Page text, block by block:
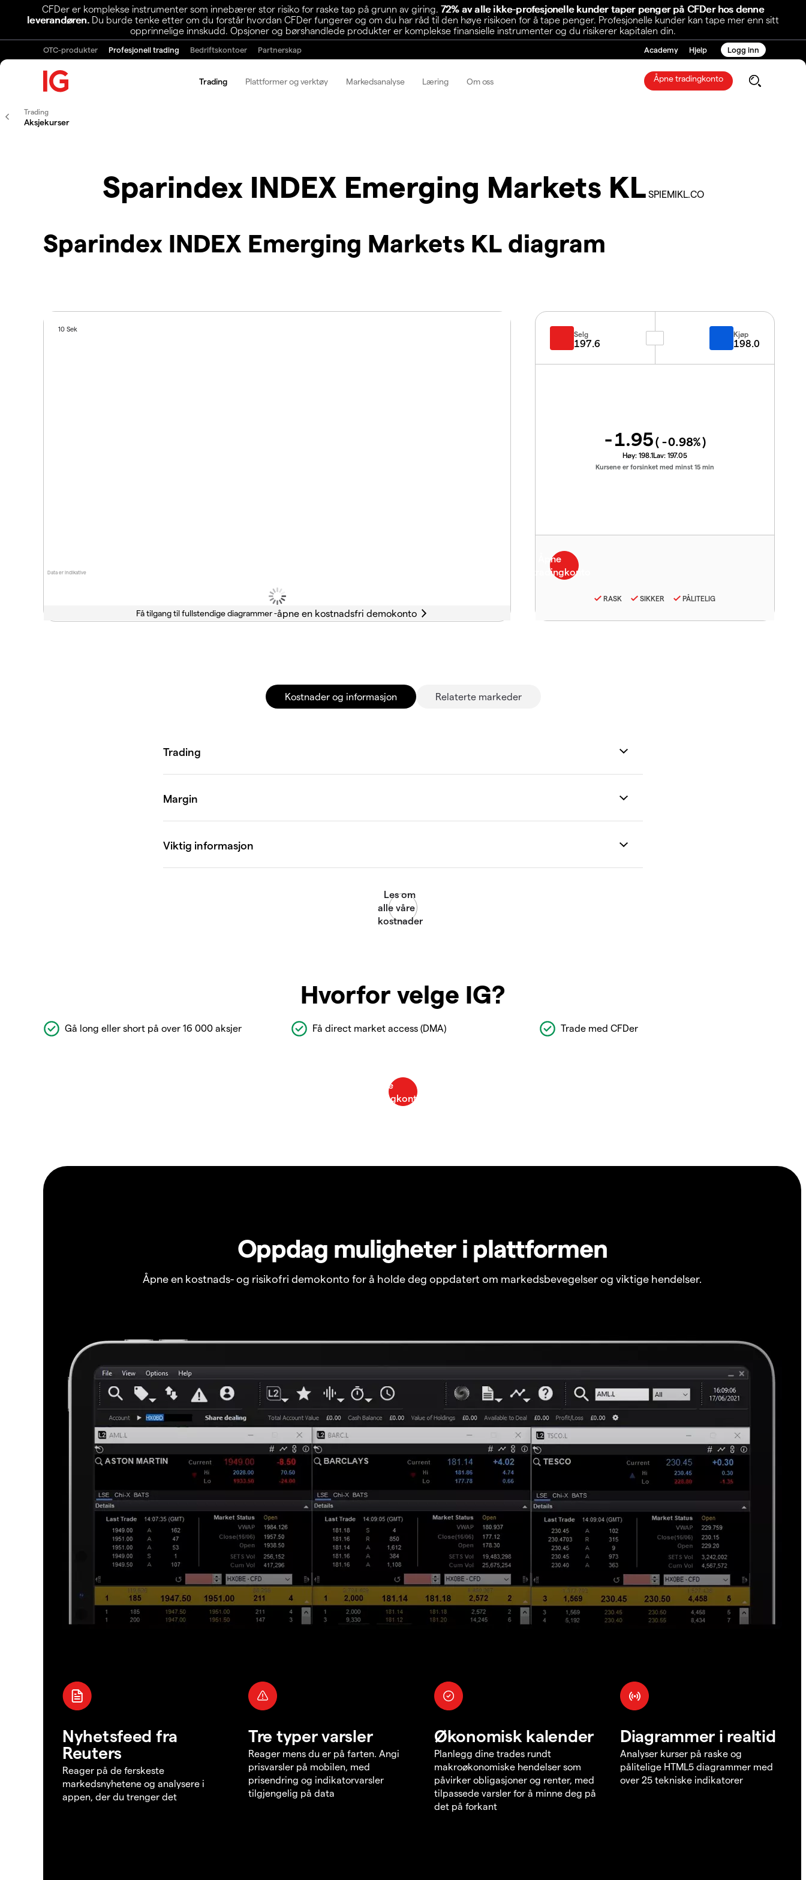
CFDer er komplekse instrumenter som innebærer stor risiko for raske tap på grunn av giring.72% av alle ikke-profesjonelle kunder taper penger på CFDer hos denne
leverandøren.Du burde tenke etter om du forstår hvordan CFDer fungerer og om du har råd til den høye risikoen for å tape penger. Profesjonelle kunder kan tape mer enn sitt
opprinnelige innskudd. Opsjoner og børshandlede produkter er komplekse finansielle instrumenter og du risikerer kapitalen din.
OTC-produkter Profesjonell trading Bedriftskontoer Partnerskap Academy Hjelp Logg inn
Trading Plattformer og verktøy Markedsanalyse Læring Om oss Åpne tradingkonto
Trading
Aksjekurser
Sparindex INDEX Emerging Markets KL SPIEMIKL.CO
Sparindex INDEX Emerging Markets KL diagram
Data er indikative
10 Sek
Få tilgang til fullstendige diagrammer -
Selg
197.6
Kjøp
198.0
-1.95( -0.98%)
Høy: 198.1Lav: 197.05
Kursene er forsinket med minst 15 min
RASK SIKKER PÅLITELIG
Kostnader og informasjon Relaterte markeder
Hvorfor velge IG?
Gå long eller short på over 16 000 aksjer Få direct market access (DMA) Trade med CFDer
Oppdag muligheter i plattformen
Åpne en kostnads- og risikofri demokonto for å holde deg oppdatert om markedsbevegelser og viktige hendelser.
Nyhetsfeed fra
Reuters
Reager på de ferskeste
markedsnyhetene og analysere i
appen, der du trenger det
Tre typer varsler
Reager mens du er på farten. Angi
prisvarsler på mobilen, med
prisendring og indikatorvarsler
tilgjengelig på data
Økonomisk kalender
Planlegg dine trades rundt
makroøkonomiske hendelser som
påvirker obligasjoner og renter, med
tilpassede varsler for å minne deg på
det på forkant
Diagrammer i realtid
Analyser kurser på raske og
pålitelige HTML5 diagrammer med
over 25 tekniske indikatorer